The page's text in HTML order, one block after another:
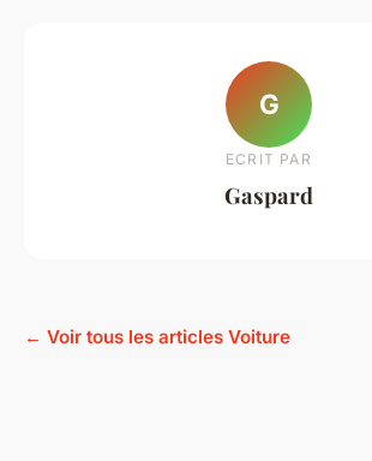
G
ECRIT PAR
Gaspard
← Voir tous les articles Voiture